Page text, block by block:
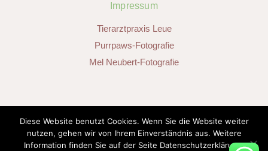
Impressum
Tierarztpraxis Leue
Purrpaws-Fotografie
Mel Neubert-Fotografie
SOCIAL MEDIA
Diese Website benutzt Cookies. Wenn Sie die Website weiter
nutzen, gehen wir von Ihrem Einverständnis aus. Weitere
Information finden Sie auf der Seite Datenschutzerklärung.